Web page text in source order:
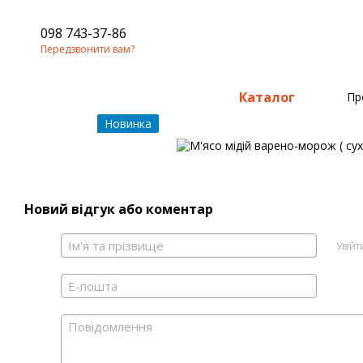
098 743-37-86
Передзвонити вам?
Каталог
Новинка
Новий відгук або коментар